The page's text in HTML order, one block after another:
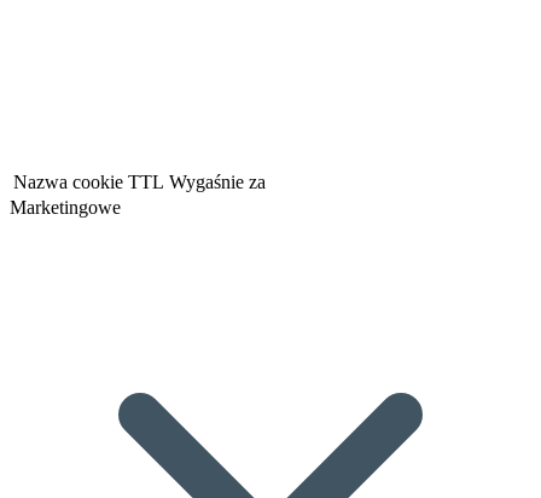
Nazwa cookie TTL Wygaśnie za
Marketingowe